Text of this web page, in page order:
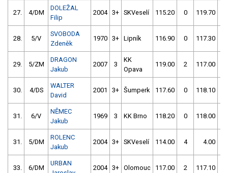
27. 4/DM
DOLEŽAL
Filip
2004 3+ SKVeselí 115.20 0 119.70
28. 5/V
SVOBODA
Zdeněk
1970 3+ Lipník 116.90 0 117.30
29. 5/ZM
DRAGON
Jakub
2007 3
KK
Opava
119.00 2 117.00
30. 4/DS
WALTER
David
2001 3+ Šumperk 117.60 0 118.10
31. 6/V
NĚMEC
Jakub
1969 3 KK Brno 118.20 0 118.00
31. 5/DM
ROLENC
Jakub
2004 3+ SKVeselí 114.00 4 4.00
33. 6/DM
URBAN
2004 3+ Olomouc 117.00 2 117.10